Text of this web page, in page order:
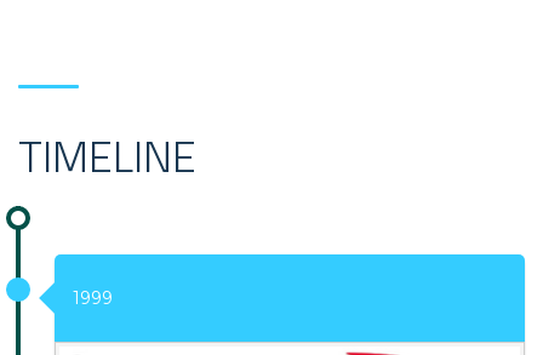
TIMELINE
1999